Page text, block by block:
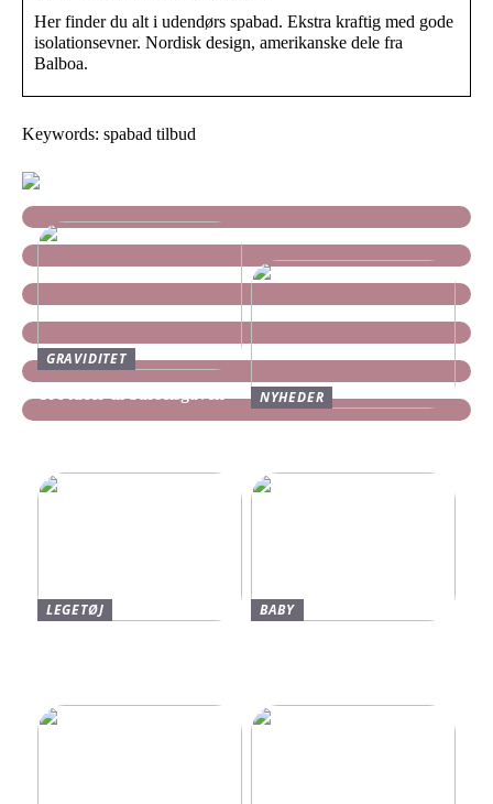
Her finder du alt i udendørs spabad. Ekstra kraftig med gode
isolationsevner. Nordisk design, amerikanske dele fra
Balboa.
Keywords: spabad tilbud
GRAVIDITET
NYHEDER
LEGETØJ
BABY